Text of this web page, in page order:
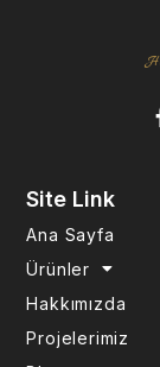
Site Link
Ana Sayfa
Ürünler
Hakkımızda
Projelerimiz